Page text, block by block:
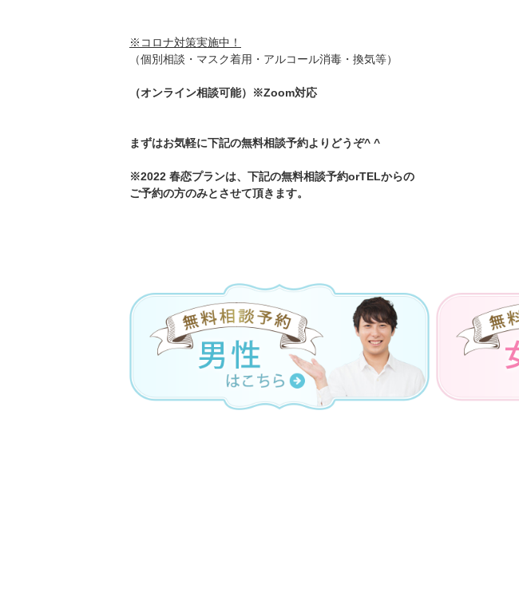
※コロナ対策実施中！
（個別相談・マスク着用・アルコール消毒・換気等）
（オンライン相談可能）※Zoom対応
まずはお気軽に下記の無料相談予約よりどうぞ^ ^
※2022 春恋プランは、下記の無料相談予約orTELからの
ご予約の方のみとさせて頂きます。